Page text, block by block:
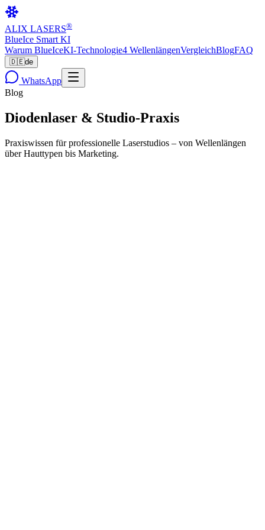
ALIX LASERS®
BlueIce Smart KI
Warum BlueIceKI-Technologie4 WellenlängenVergleichBlogFAQ
🇩🇪de
WhatsApp
Blog
Diodenlaser & Studio-Praxis
Praxiswissen für professionelle Laserstudios – von Wellenlängen
über Hauttypen bis Marketing.